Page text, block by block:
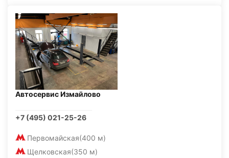
Автосервис Измайлово
+7 (495) 021-25-26
Первомайская(400 м)
Щелковская(350 м)